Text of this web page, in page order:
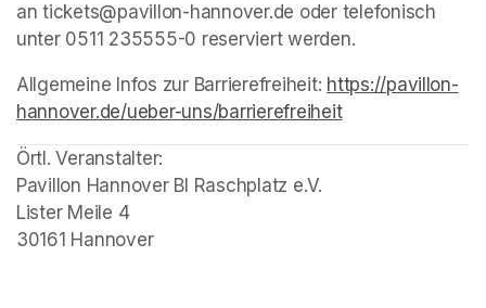
an tickets@pavillon-hannover.de oder telefonisch
unter 0511 235555-0 reserviert werden.
Allgemeine Infos zur Barrierefreiheit: https://pavillon-
hannover.de/ueber-uns/barrierefreiheit(opens in a new
(opens in a new tab)
(opens in a new tab)
(opens in a new tab)
Örtl. Veranstalter:
Pavillon Hannover BI Raschplatz e.V.
Lister Meile 4
30161 Hannover